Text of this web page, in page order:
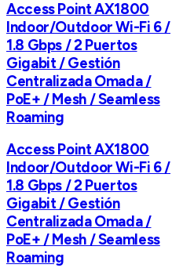
Access Point AX1800
Indoor/Outdoor Wi-Fi 6 /
1.8 Gbps / 2 Puertos
Gigabit / Gestión
Centralizada Omada /
PoE+ / Mesh / Seamless
Roaming
Access Point AX1800
Indoor/Outdoor Wi-Fi 6 /
1.8 Gbps / 2 Puertos
Gigabit / Gestión
Centralizada Omada /
PoE+ / Mesh / Seamless
Roaming